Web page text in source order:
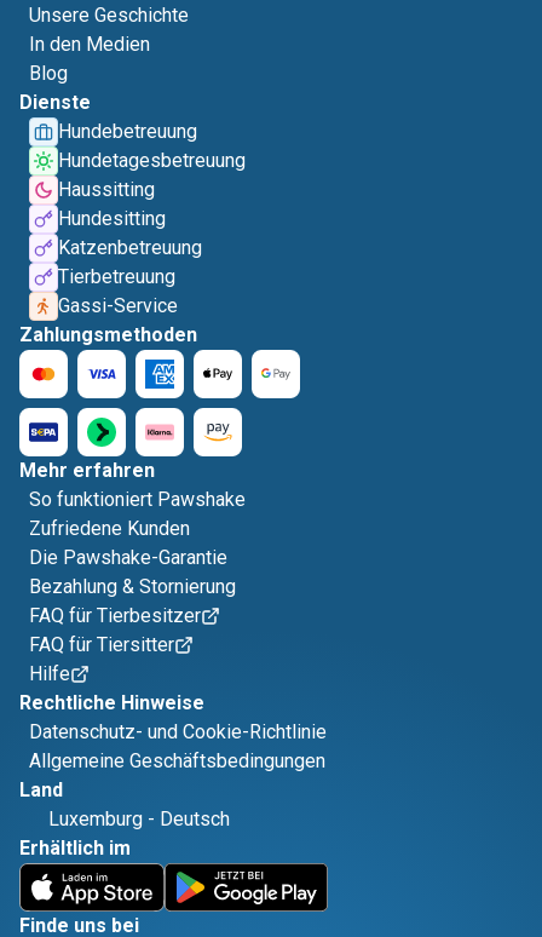
Unsere Geschichte
In den Medien
Blog
Dienste
Hundebetreuung
Hundetagesbetreuung
Haussitting
Hundesitting
Katzenbetreuung
Tierbetreuung
Gassi-Service
Zahlungsmethoden
Mehr erfahren
So funktioniert Pawshake
Zufriedene Kunden
Die Pawshake-Garantie
Bezahlung & Stornierung
FAQ für Tierbesitzer
FAQ für Tiersitter
Hilfe
Rechtliche Hinweise
Datenschutz- und Cookie-Richtlinie
Allgemeine Geschäftsbedingungen
Land
Luxemburg - Deutsch
Erhältlich im
Finde uns bei